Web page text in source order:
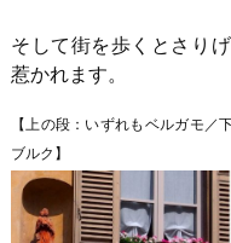
そして街を歩くとさり
惹かれます。
【上の段：いずれもベルガモ
ブルク】